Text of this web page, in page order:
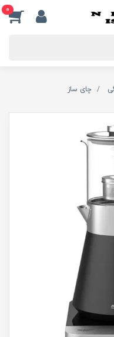
0
چای ساز